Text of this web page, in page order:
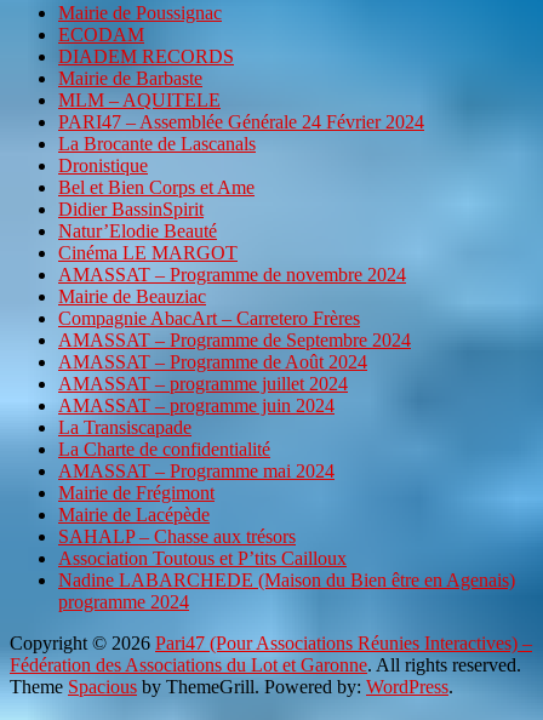
Mairie de Poussignac
ECODAM
DIADEM RECORDS
Mairie de Barbaste
MLM – AQUITELE
PARI47 – Assemblée Générale 24 Février 2024
La Brocante de Lascanals
Dronistique
Bel et Bien Corps et Ame
Didier BassinSpirit
Natur’Elodie Beauté
Cinéma LE MARGOT
AMASSAT – Programme de novembre 2024
Mairie de Beauziac
Compagnie AbacArt – Carretero Frères
AMASSAT – Programme de Septembre 2024
AMASSAT – Programme de Août 2024
AMASSAT – programme juillet 2024
AMASSAT – programme juin 2024
La Transiscapade
La Charte de confidentialité
AMASSAT – Programme mai 2024
Mairie de Frégimont
Mairie de Lacépède
SAHALP – Chasse aux trésors
Association Toutous et P’tits Cailloux
Nadine LABARCHEDE (Maison du Bien être en Agenais)
programme 2024
Copyright © 2026 Pari47 (Pour Associations Réunies Interactives) –
Fédération des Associations du Lot et Garonne. All rights reserved.
Theme Spacious by ThemeGrill. Powered by: WordPress.